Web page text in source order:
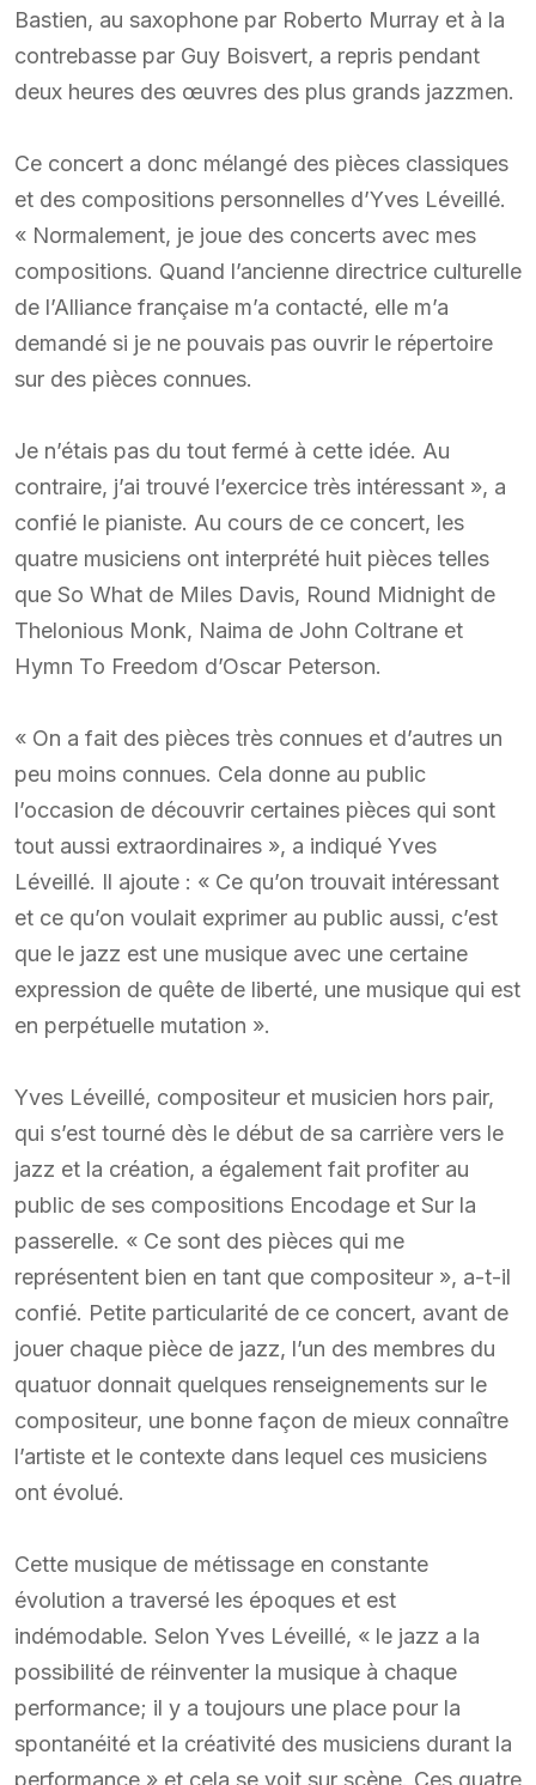
Bastien, au saxophone par Roberto Murray et à la
contrebasse par Guy Boisvert, a repris pendant
deux heures des œuvres des plus grands jazzmen.
Ce concert a donc mélangé des pièces classiques
et des compositions personnelles d’Yves Léveillé.
« Normalement, je joue des concerts avec mes
compositions. Quand l’ancienne directrice culturelle
de l’Alliance française m’a contacté, elle m’a
demandé si je ne pouvais pas ouvrir le répertoire
sur des pièces connues.
Je n’étais pas du tout fermé à cette idée. Au
contraire, j’ai trouvé l’exercice très intéressant », a
confié le pianiste. Au cours de ce concert, les
quatre musiciens ont interprété huit pièces telles
que So What de Miles Davis, Round Midnight de
Thelonious Monk, Naima de John Coltrane et
Hymn To Freedom d’Oscar Peterson.
« On a fait des pièces très connues et d’autres un
peu moins connues. Cela donne au public
l’occasion de découvrir certaines pièces qui sont
tout aussi extraordinaires », a indiqué Yves
Léveillé. Il ajoute : « Ce qu’on trouvait intéressant
et ce qu’on voulait exprimer au public aussi, c’est
que le jazz est une musique avec une certaine
expression de quête de liberté, une musique qui est
en perpétuelle mutation ».
Yves Léveillé, compositeur et musicien hors pair,
qui s’est tourné dès le début de sa carrière vers le
jazz et la création, a également fait profiter au
public de ses compositions Encodage et Sur la
passerelle. « Ce sont des pièces qui me
représentent bien en tant que compositeur », a-t-il
confié. Petite particularité de ce concert, avant de
jouer chaque pièce de jazz, l’un des membres du
quatuor donnait quelques renseignements sur le
compositeur, une bonne façon de mieux connaître
l’artiste et le contexte dans lequel ces musiciens
ont évolué.
Cette musique de métissage en constante
évolution a traversé les époques et est
indémodable. Selon Yves Léveillé, « le jazz a la
possibilité de réinventer la musique à chaque
performance; il y a toujours une place pour la
spontanéité et la créativité des musiciens durant la
performance » et cela se voit sur scène. Ces quatre